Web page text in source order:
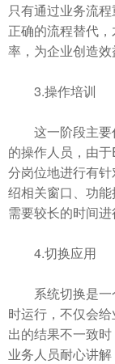
只有通过业务流
正确的流程替代
率，为企业创造效
3.操作培训
这一阶段主要
的操作人员，由
分岗位地进行有
绍相关窗口、功
需要较长的时间进
4.切换应用
系统切换是一
时运行，不仅会
出的结果不一致
业务人员耐心讲